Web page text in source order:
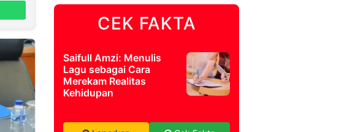
CEK FAKTA
Saifull Amzi: Menulis
Lagu sebagai Cara
Merekam Realitas
Kehidupan